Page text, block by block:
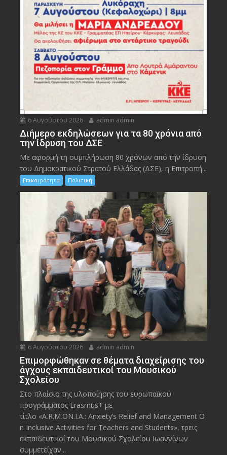
6 Αυγούστου 2026 admin admin
Διήμερο εκδηλώσεων για τα 80 χρόνια από
την ίδρυση του ΔΣΕ
Με αφορμή τη συμπλήρωση 80 χρόνων από την ίδρυση
του Δημοκρατικού Στρατού Ελλάδας (ΔΣΕ), η Επιτροπή...
Επικαιρότητα Πολιτική
6 Αυγούστου 2026 admin admin
Eπιμορφώθηκαν σε θέματα διαχείρισης του
άγχους εκπαιδευτικοί του Μουσικού
Σχολείου
Στο πλαίσιο της υλοποίησης του ευρωπαϊκού
προγράμματος Erasmus+ με
τίτλο «A.R.M.ON.I.A.: Anxiety’s Relief and Management O
n Inclusive Activities for Teachers and Students», τρεις
εκπαιδευτικοί του Μουσικού Σχολείου Ιωαννίνων
συμμετείχαν...